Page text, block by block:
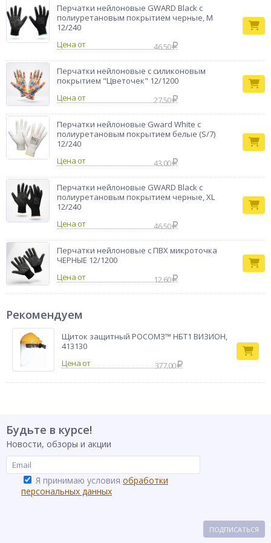
Перчатки нейлоновые GWARD Black с
полиуретановым покрытием черные, M
12/240
Цена от
46.50
Перчатки нейлоновые с силиконовым
покрытием "Цветочек" 12/1200
Цена от
27.50
Перчатки нейлоновые Gward White с
полиуретановым покрытием белые (S/7)
12/240
Цена от
43.00
Перчатки нейлоновые GWARD Black с
полиуретановым покрытием черные, XL
12/240
Цена от
46.50
Перчатки нейлоновые с ПВХ микроточка
ЧЕРНЫЕ 12/1200
Цена от
12.60
Рекомендуем
Щиток защитный РОСОМЗ™ НБТ1 ВИЗИОН,
413130
377.00
Будьте в курсе!
Новости, обзоры и акции
Я принимаю условия обработки
персональных данных
ПОДПИСАТЬСЯ